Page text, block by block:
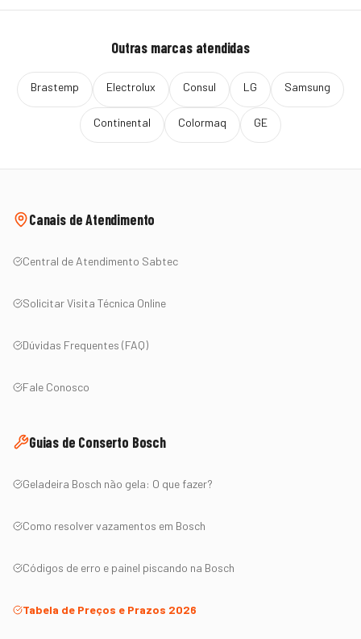
Outras marcas atendidas
Brastemp Electrolux Consul LG Samsung
Continental Colormaq GE
Canais de Atendimento
Central de Atendimento Sabtec
Solicitar Visita Técnica Online
Dúvidas Frequentes (FAQ)
Fale Conosco
Guias de Conserto Bosch
Geladeira Bosch não gela: O que fazer?
Como resolver vazamentos em Bosch
Códigos de erro e painel piscando na Bosch
Tabela de Preços e Prazos 2026